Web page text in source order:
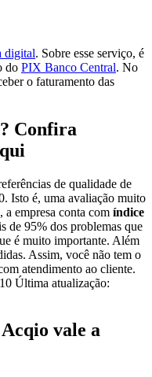
digital. Sobre esse serviço, é
do PIX Banco Central. No
o faturamento das
Confira
de qualidade de
Isto é, uma avaliação muito
a empresa conta com índice
de 95% dos problemas que
é muito importante. Além
Assim, você não tem o
atendimento ao cliente.
Última atualização:
vale a